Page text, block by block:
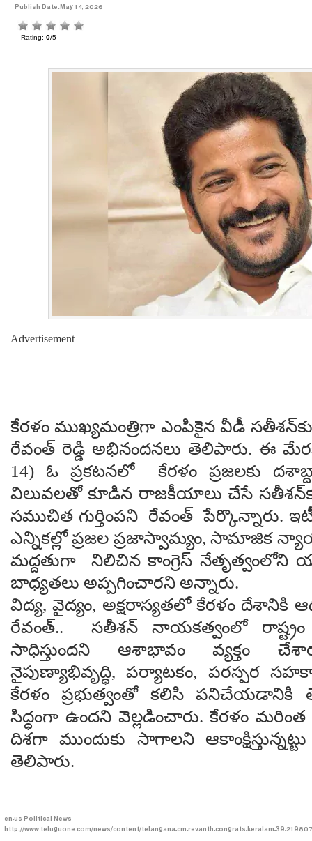
Publish Date:May 14, 2026
Advertisement
కేరళం ముఖ్యమంత్రిగా ఎంపికైన వీడీ
రేవంత్ రెడ్డి అభినందనలు తెలిపారు. ఈ
14) ఓ ప్రకటనలో కేరళం ప్ర‌జ‌ల‌కు
విలువలతో కూడిన‌ రాజకీయాలు చేసే
సముచిత గుర్తింపని రేవంత్ పేర్కొన్నారు.
ఎన్నికల్లో ప్రజల ప్రజాస్వామ్యం, సామాజిక
మద్దతుగా నిలిచిన కాంగ్రెస్ నేతృత్వంలోని
బాధ్యతలు అప్పగించారని అన్నారు.
విద్య, వైద్యం, అక్షరాస్యతలో కేరళం దేశానికి
రేవంత్.. సతీశన్ నాయకత్వంలో రాష్ట్రం
సాధిస్తుందని ఆశాభావం వ్యక్తం
నైపుణ్యాభివృద్ధి, పర్యాటకం, పరస్పర
కేరళం ప్రభుత్వంతో కలిసి పనిచేయడానికి
సిద్ధంగా ఉందని వెల్ల‌డించారు. కేరళం మరింత
దిశగా ముందుకు సాగాలని
తెలిపారు.
en-usPolitical News
http://www.teluguone.com/news/content/telangana-cm-revanth-congrats-keralam-39-